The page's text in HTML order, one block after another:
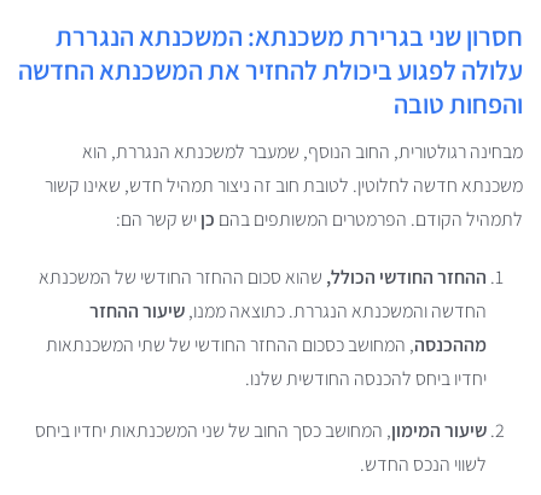
חסרון שני בגרירת משכנתא: המשכנתא הנגררת
עלולה לפגוע ביכולת להחזיר את המשכנתא החדשה
והפחות טובה
מבחינה רגולטורית, החוב הנוסף, שמעבר למשכנתא הנגררת, הוא
משכנתא חדשה לחלוטין. לטובת חוב זה ניצור תמהיל חדש, שאינו קשור
לתמהיל הקודם. הפרמטרים המשותפים בהם כןיש קשר הם:
ההחזר החודשי הכולל, שהוא סכום ההחזר החודשי של המשכנתא
החדשה והמשכנתא הנגררת. כתוצאה ממנו,שיעור ההחזר
מההכנסה, המחושב כסכום ההחזר החודשי של שתי המשכנתאות
יחדיו ביחס להכנסה החודשית שלנו.
שיעור המימון, המחושב כסך החוב של שני המשכנתאות יחדיו ביחס
לשווי הנכס החדש.